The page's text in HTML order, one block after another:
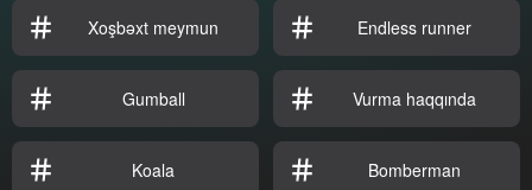
Xoşbəxt meymun Endless runner
Gumball Vurma haqqında
Koala Bomberman